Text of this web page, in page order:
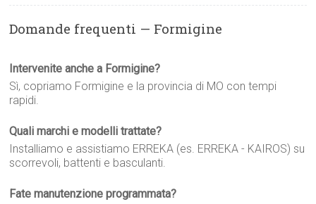
Domande frequenti — Formigine
Intervenite anche a Formigine?
Sì, copriamo Formigine e la provincia di MO con tempi
rapidi.
Quali marchi e modelli trattate?
Installiamo e assistiamo ERREKA (es. ERREKA - KAIROS) su
scorrevoli, battenti e basculanti.
Fate manutenzione programmata?